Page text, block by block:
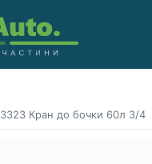
3323 Кран до бочки 60л 3/4